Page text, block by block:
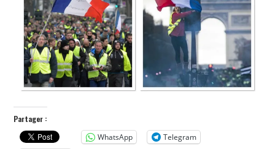
Partager :
WhatsApp
Telegram